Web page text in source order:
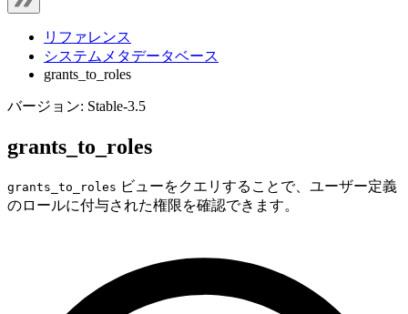
リファレンス
システムメタデータベース
grants_to_roles
バージョン: Stable-3.5
grants_to_roles
grants_to_roles ビューをクエリすることで、ユーザー定義
のロールに付与された権限を確認できます。